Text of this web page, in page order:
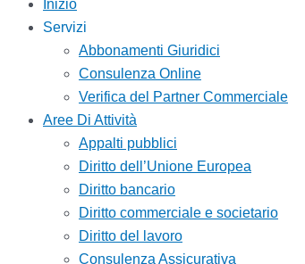
Inizio
Servizi
Abbonamenti Giuridici
Consulenza Online
Verifica del Partner Commerciale
Aree Di Attività
Appalti pubblici
Diritto dell’Unione Europea
Diritto bancario
Diritto commerciale e societario
Diritto del lavoro
Consulenza Assicurativa